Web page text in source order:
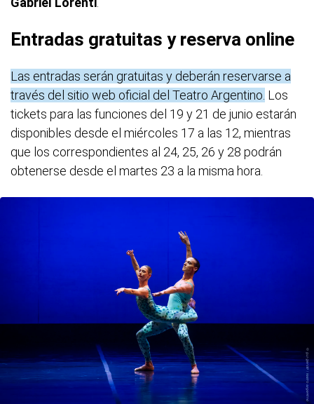
Entradas gratuitas y reserva online
Las entradas serán gratuitas y deberán reservarse a
través del sitio web oficial del Teatro Argentino. Los
tickets para las funciones del 19 y 21 de junio estarán
disponibles desde el miércoles 17 a las 12, mientras
que los correspondientes al 24, 25, 26 y 28 podrán
obtenerse desde el martes 23 a la misma hora.